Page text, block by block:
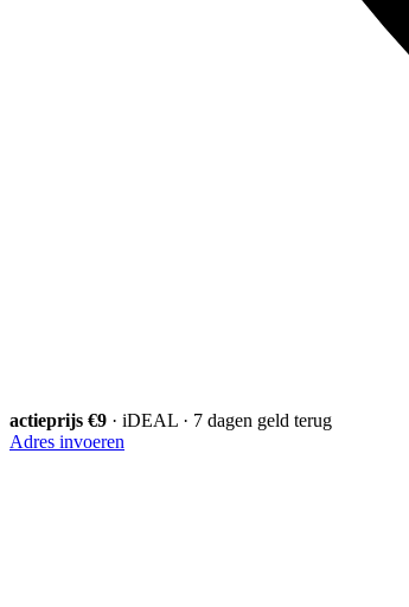
actieprijs €9 · iDEAL · 7 dagen geld terug
Adres invoeren